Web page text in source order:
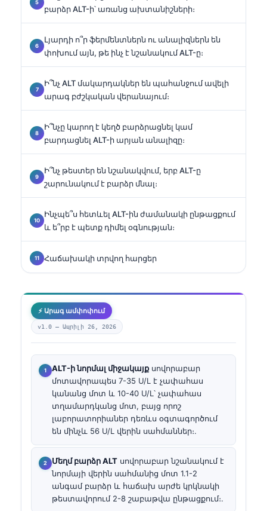
բարձր ALT-ի՝ առանց ախտանիշների։
Լյարդի ո՞ր ֆերմենտներն ու անալիզներն են
փոխում այն, թե ինչ է նշանակում ALT-ը։
Ի՞նչ ALT մակարդակներ են պահանջում ավելի
արագ բժշկական վերանայում։
Ի՞նչը կարող է կեղծ բարձրացնել կամ
բարդացնել ALT-ի արյան անալիզը։
Ի՞նչ թեստեր են նշանակվում, երբ ALT-ը
շարունակում է բարձր մնալ։
Ինչպե՞ս հետևել ALT-ին ժամանակի ընթացքում
և ե՞րբ է պետք դիմել օգնության։
Հաճախակի տրվող հարցեր
⚡ Արագ ամփոփում
v1.0 — Ապրիլի 26, 2026
ALT-ի նորմալ միջակայք սովորաբար
մոտավորապես 7-35 U/L է չափահաս
կանանց մոտ և 10-40 U/L՝ չափահաս
տղամարդկանց մոտ, բայց որոշ
լաբորատորիաներ դեռևս օգտագործում
են մինչև 56 U/L վերին սահմաններ։.
Մեղմ բարձր ALT սովորաբար նշանակում է
նորմայի վերին սահմանից մոտ 1.1-2
անգամ բարձր և հաճախ արժե կրկնակի
թեստավորում 2-8 շաբաթվա ընթացքում։.